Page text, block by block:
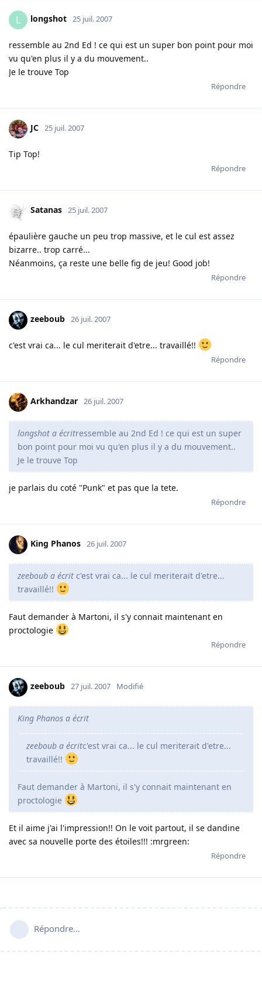
L longshot 25 juil. 2007
ressemble au 2nd Ed ! ce qui est un super bon point pour moi
vu qu'en plus il y a du mouvement..
Je le trouve Top
Répondre
JC 25 juil. 2007
Tip Top!
Répondre
Satanas 25 juil. 2007
épaulière gauche un peu trop massive, et le cul est assez
bizarre.. trop carré...
Néanmoins, ça reste une belle fig de jeu! Good job!
Répondre
zeeboub 26 juil. 2007
c'est vrai ca... le cul meriterait d'etre... travaillé!!
Répondre
Arkhandzar 26 juil. 2007
longshot a écritressemble au 2nd Ed ! ce qui est un super
bon point pour moi vu qu'en plus il y a du mouvement..
Je le trouve Top
je parlais du coté "Punk" et pas que la tete.
Répondre
King Phanos 26 juil. 2007
zeeboub a écrit c'est vrai ca... le cul meriterait d'etre...
travaillé!!
Faut demander à Martoni, il s'y connait maintenant en
proctologie
Répondre
zeeboub 27 juil. 2007 Modifié
King Phanos a écrit
zeeboub a écritc'est vrai ca... le cul meriterait d'etre...
travaillé!!
Faut demander à Martoni, il s'y connait maintenant en
proctologie
Et il aime j'ai l'impression!! On le voit partout, il se dandine
avec sa nouvelle porte des étoiles!!! :mrgreen:
Répondre
Répondre…